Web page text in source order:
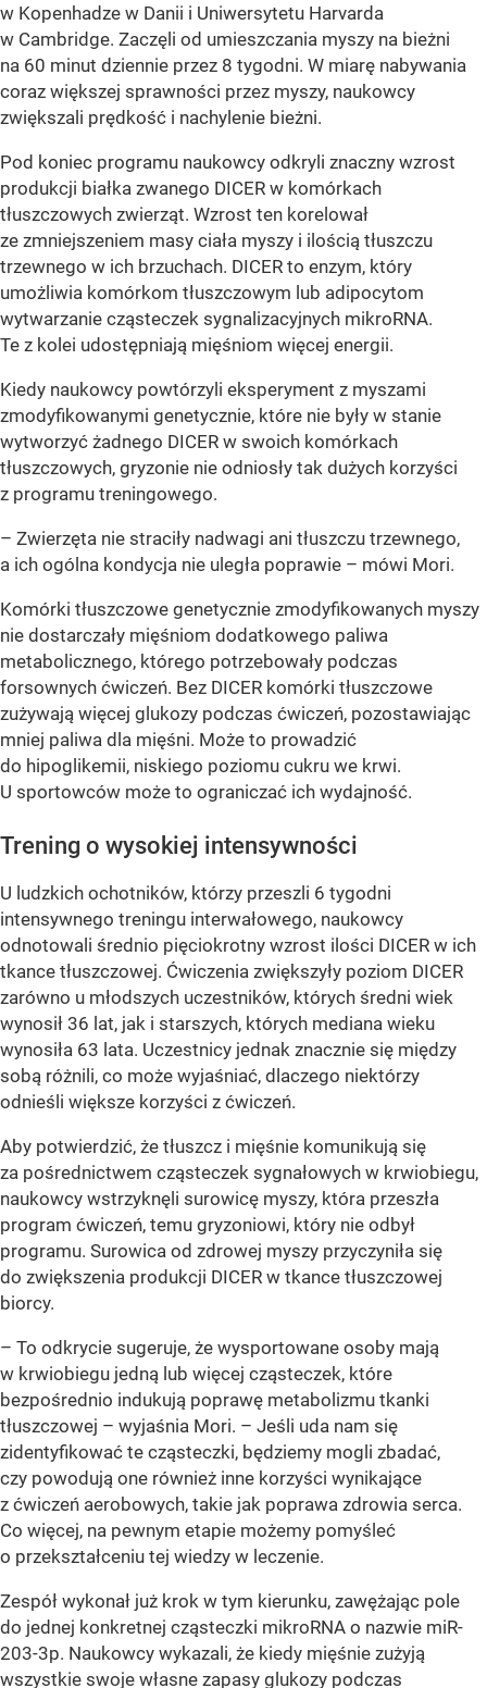
w Kopenhadze w Danii i Uniwersytetu Harvarda
w Cambridge. Zaczęli od umieszczania myszy na bieżni
na 60 minut dziennie przez 8 tygodni. W miarę nabywania
coraz większej sprawności przez myszy, naukowcy
zwiększali prędkość i nachylenie bieżni.
Pod koniec programu naukowcy odkryli znaczny wzrost
produkcji białka zwanego DICER w komórkach
tłuszczowych zwierząt. Wzrost ten korelował
ze zmniejszeniem masy ciała myszy i ilością tłuszczu
trzewnego w ich brzuchach. DICER to enzym, który
umożliwia komórkom tłuszczowym lub adipocytom
wytwarzanie cząsteczek sygnalizacyjnych mikroRNA.
Te z kolei udostępniają mięśniom więcej energii.
Kiedy naukowcy powtórzyli eksperyment z myszami
zmodyfikowanymi genetycznie, które nie były w stanie
wytworzyć żadnego DICER w swoich komórkach
tłuszczowych, gryzonie nie odniosły tak dużych korzyści
z programu treningowego.
– Zwierzęta nie straciły nadwagi ani tłuszczu trzewnego,
a ich ogólna kondycja nie uległa poprawie – mówi Mori.
Komórki tłuszczowe genetycznie zmodyfikowanych myszy
nie dostarczały mięśniom dodatkowego paliwa
metabolicznego, którego potrzebowały podczas
forsownych ćwiczeń. Bez DICER komórki tłuszczowe
zużywają więcej glukozy podczas ćwiczeń, pozostawiając
mniej paliwa dla mięśni. Może to prowadzić
do hipoglikemii, niskiego poziomu cukru we krwi.
U sportowców może to ograniczać ich wydajność.
Trening o wysokiej intensywności
U ludzkich ochotników, którzy przeszli 6 tygodni
intensywnego treningu interwałowego, naukowcy
odnotowali średnio pięciokrotny wzrost ilości DICER w ich
tkance tłuszczowej. Ćwiczenia zwiększyły poziom DICER
zarówno u młodszych uczestników, których średni wiek
wynosił 36 lat, jak i starszych, których mediana wieku
wynosiła 63 lata. Uczestnicy jednak znacznie się między
sobą różnili, co może wyjaśniać, dlaczego niektórzy
odnieśli większe korzyści z ćwiczeń.
Aby potwierdzić, że tłuszcz i mięśnie komunikują się
za pośrednictwem cząsteczek sygnałowych w krwiobiegu,
naukowcy wstrzyknęli surowicę myszy, która przeszła
program ćwiczeń, temu gryzoniowi, który nie odbył
programu. Surowica od zdrowej myszy przyczyniła się
do zwiększenia produkcji DICER w tkance tłuszczowej
biorcy.
– To odkrycie sugeruje, że wysportowane osoby mają
w krwiobiegu jedną lub więcej cząsteczek, które
bezpośrednio indukują poprawę metabolizmu tkanki
tłuszczowej – wyjaśnia Mori. – Jeśli uda nam się
zidentyfikować te cząsteczki, będziemy mogli zbadać,
czy powodują one również inne korzyści wynikające
z ćwiczeń aerobowych, takie jak poprawa zdrowia serca.
Co więcej, na pewnym etapie możemy pomyśleć
o przekształceniu tej wiedzy w leczenie.
Zespół wykonał już krok w tym kierunku, zawężając pole
do jednej konkretnej cząsteczki mikroRNA o nazwie miR-
203-3p. Naukowcy wykazali, że kiedy mięśnie zużyją
wszystkie swoje własne zapasy glukozy podczas